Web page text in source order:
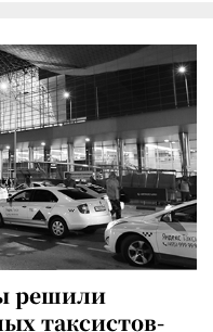
решили
таксистов-